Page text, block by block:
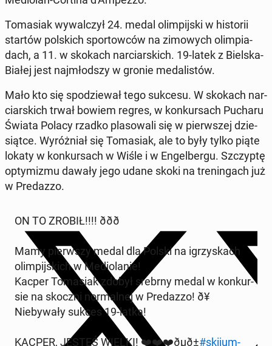
To­ma­siak wy­wal­czył 24. medal olim­pij­ski w hi­sto­rii
startów pol­skich spor­tow­ców na zi­mo­wych olim­pia­
dach, a 11. w skokach nar­ciar­skich. 19-latek z Bielska-
Białej jest naj­młod­szy w gronie me­da­li­stów.
Mało kto się spo­dzie­wał tego sukcesu. W skokach nar­
ciar­skich trwał bowiem regres, w kon­kur­sach Pucharu
Świata Polacy rzadko pla­so­wa­li się w pierw­szej dzie­
siąt­ce. Wy­róż­niał się To­ma­siak, ale to były tylko piąte
lokaty w kon­kur­sach w Wiśle i w En­gel­ber­gu. Szczyp­tę
opty­mi­zmu dawały jego udane skoki na tre­nin­gach już
w Pre­daz­zo.
ON TO ZROBIŁ!!!! ððð
Mamy pierw­szy medal dla Polski na igrzy­skach
olim­pij­skich w Me­dio­la­nie!
Kacper To­ma­siak zdobył srebrny medal w kon­kur­
sie na skoczni nor­mal­nej w Pre­daz­zo! ð¥
Nie­by­wa­ły sukces 19-latka!
KACPER, JESTEŚ WIELKI! ❤️❤️❤️ðµð±#ski­jum­